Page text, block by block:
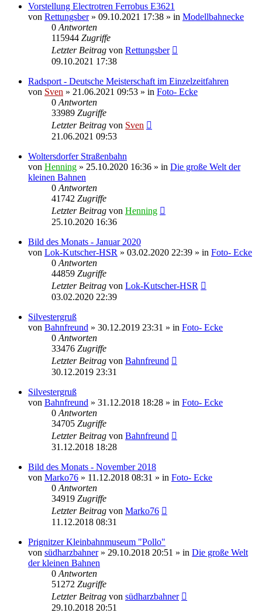
Vorstellung Electrotren Ferrobus E3621
von Rettungsber» 09.10.2021 17:38 » in Modellbahnecke
0 Antworten
115944 Zugriffe
Letzter Beitrag von Rettungsber
09.10.2021 17:38
Radsport - Deutsche Meisterschaft im Einzelzeitfahren
von Sven » 21.06.2021 09:53 » in Foto- Ecke
0 Antworten
33989 Zugriffe
Letzter Beitrag von Sven
21.06.2021 09:53
Woltersdorfer Straßenbahn
von Henning » 25.10.2020 16:36 » in Die große Welt der
kleinen Bahnen
0 Antworten
41742 Zugriffe
Letzter Beitrag von Henning
25.10.2020 16:36
Bild des Monats - Januar 2020
von Lok-Kutscher-HSR » 03.02.2020 22:39 » in Foto- Ecke
0 Antworten
44859 Zugriffe
Letzter Beitrag von Lok-Kutscher-HSR
03.02.2020 22:39
Silvestergruß
von Bahnfreund » 30.12.2019 23:31 » in Foto- Ecke
0 Antworten
33476 Zugriffe
Letzter Beitrag von Bahnfreund
30.12.2019 23:31
Silvestergruß
von Bahnfreund » 31.12.2018 18:28 » in Foto- Ecke
0 Antworten
34705 Zugriffe
Letzter Beitrag von Bahnfreund
31.12.2018 18:28
Bild des Monats - November 2018
von Marko76 » 11.12.2018 08:31 » in Foto- Ecke
0 Antworten
34919 Zugriffe
Letzter Beitrag von Marko76
11.12.2018 08:31
Prignitzer Kleinbahnmuseum "Pollo"
von südharzbahner» 29.10.2018 20:51 » in Die große Welt
der kleinen Bahnen
0 Antworten
51272 Zugriffe
Letzter Beitrag von südharzbahner
29.10.2018 20:51